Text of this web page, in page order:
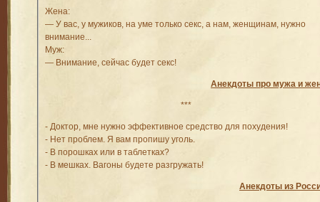
Жена:
— У вас, у мужиков, на уме только секс, а нам, женщинам, нужно
внимание...
Муж:
— Внимание, сейчас будет секс!
Анекдоты про мужа и
***
- Доктор, мне нужно эффективное средство для похудения!
- Нет проблем. Я вам пропишу уголь.
- В порошках или в таблетках?
- В мешках. Вагоны будете разгружать!
Анекдоты из